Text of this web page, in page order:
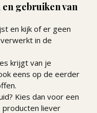
gebruiken van
en kijk of er geen
in de
krijgt van je
eens op de eerder
Kies dan voor een
liever